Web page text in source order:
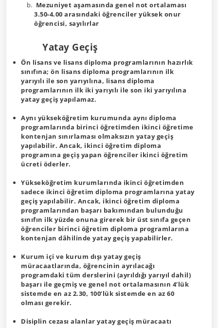
Mezuniyet aşamasında genel not ortalaması
3.50-4.00 arasındaki öğrenciler yüksek onur
öğrencisi, sayılırlar
Yatay Geçiş
Ön lisans ve lisans diploma programlarının hazırlık
sınıfına; ön lisans diploma programlarının ilk
yarıyılı ile son yarıyılına, lisans diploma
programlarının ilk iki yarıyılı ile son iki yarıyılına
yatay geçiş yapılamaz.
Aynı yükseköğretim kurumunda aynı diploma
programlarında birinci öğretimden ikinci öğretime
kontenjan sınırlaması olmaksızın yatay geçiş
yapılabilir. Ancak, ikinci öğretim diploma
programına geçiş yapan öğrenciler ikinci öğretim
ücreti öderler.
Yükseköğretim kurumlarında ikinci öğretimden
sadece ikinci öğretim diploma programlarına yatay
geçiş yapılabilir. Ancak, ikinci öğretim diploma
programlarından başarı bakımından bulunduğu
sınıfın ilk yüzde onuna girerek bir üst sınıfa geçen
öğrenciler birinci öğretim diploma programlarına
kontenjan dâhilinde yatay geçiş yapabilirler.
Kurum içi ve kurum dışı yatay geçiş
müracaatlarında, öğrencinin ayrılacağı
programdaki tüm derslerini (ayrıldığı yarıyıl dahil)
başarı ile geçmiş ve genel not ortalamasının 4’lük
sistemde en az 2.30, 100’lük sistemde en az 60
olması gerekir.
Disiplin cezası alanlar yatay geçiş müracaatı